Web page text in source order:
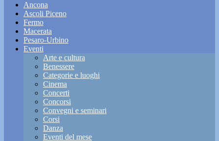
Ancona
Ascoli Piceno
Fermo
Macerata
Pesaro-Urbino
Eventi
Arte e cultura
Benessere
Categorie e luoghi
Cinema
Concerti
Concorsi
Convegni e seminari
Corsi
Danza
Eventi del mese